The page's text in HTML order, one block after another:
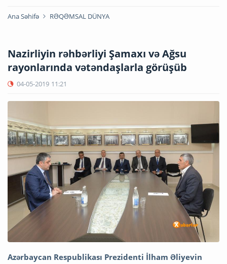
Ana Səhifə RƏQƏMSAL DÜNYA
Nazirliyin rəhbərliyi Şamaxı və Ağsu
rayonlarında vətəndaşlarla görüşüb
04-05-2019 11:21
Azərbaycan Respublikası Prezidenti İlham Əliyevin